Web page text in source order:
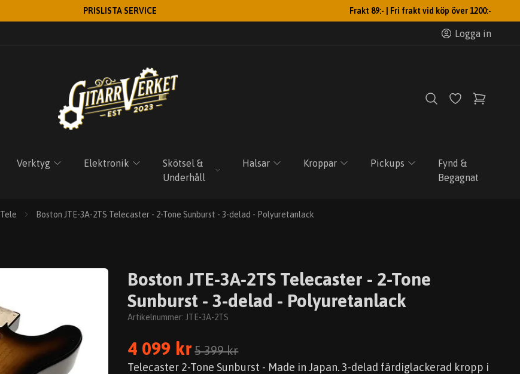
PRISLISTA SERVICE Frakt 89:- | Fri frakt vid köp över 1200:-
Logga in
Verktyg Elektronik
Skötsel &
Underhåll
Halsar Kroppar Pickups
Fynd &
Begagnat
Tele Boston JTE-3A-2TS Telecaster - 2-Tone Sunburst - 3-delad - Polyuretanlack
Boston JTE-3A-2TS Telecaster - 2-Tone
Sunburst - 3-delad - Polyuretanlack
Artikelnummer: JTE-3A-2TS
4 099 kr 5 399 kr
Telecaster 2-Tone Sunburst - Made in Japan. 3-delad färdiglackerad kropp i